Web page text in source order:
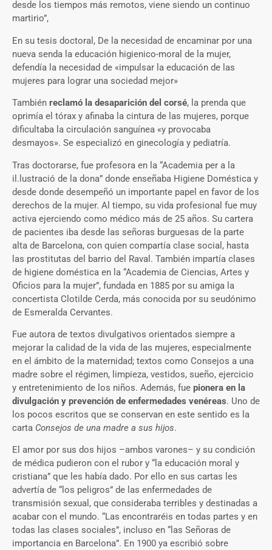
desde los tiempos más remotos, viene siendo un continuo
martirio”,
En su tesis doctoral, De la necesidad de encaminar por una
nueva senda la educación higienico-moral de la mujer,
defendía la necesidad de «impulsar la educación de las
mujeres para lograr una sociedad mejor»
También reclamó la desaparición del corsé, la prenda que
oprimía el tórax y afinaba la cintura de las mujeres, porque
dificultaba la circulación sanguínea «y provocaba
desmayos». Se especializó en ginecología y pediatría.
Tras doctorarse, fue profesora en la “Academia per a la
il.lustració de la dona” donde enseñaba Higiene Doméstica y
desde donde desempeñó un importante papel en favor de los
derechos de la mujer. Al tiempo, su vida profesional fue muy
activa ejerciendo como médico más de 25 años. Su cartera
de pacientes iba desde las señoras burguesas de la parte
alta de Barcelona, con quien compartía clase social, hasta
las prostitutas del barrio del Raval. También impartía clases
de higiene doméstica en la “Academia de Ciencias, Artes y
Oficios para la mujer”, fundada en 1885 por su amiga la
concertista Clotilde Cerda, más conocida por su seudónimo
de Esmeralda Cervantes.
Fue autora de textos divulgativos orientados siempre a
mejorar la calidad de la vida de las mujeres, especialmente
en el ámbito de la maternidad; textos como Consejos a una
madre sobre el régimen, limpieza, vestidos, sueño, ejercicio
y entretenimiento de los niños. Además, fue pionera en la
divulgación y prevención de enfermedades venéreas. Uno de
los pocos escritos que se conservan en este sentido es la
carta Consejos de una madre a sus hijos.
El amor por sus dos hijos –ambos varones– y su condición
de médica pudieron con el rubor y “la educación moral y
cristiana” que les había dado. Por ello en sus cartas les
advertía de “los peligros” de las enfermedades de
transmisión sexual, que consideraba terribles y destinadas a
acabar con el mundo. “Las encontraréis en todas partes y en
todas las clases sociales”, incluso en “las Señoras de
importancia en Barcelona”. En 1900 ya escribió sobre